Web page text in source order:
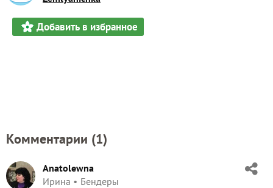
Добавить в избранное
Комментарии (1)
Anatolewna
Ирина
Бендеры